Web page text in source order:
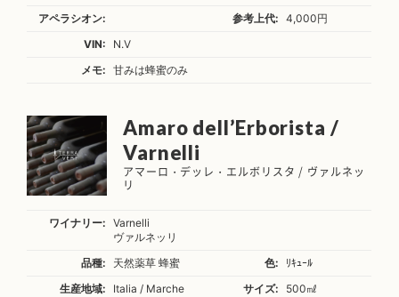
アペラシオン: 参考上代:
4,000円
VIN:
N.V
メモ:
甘みは蜂蜜のみ
Amaro dell’Erborista /
Varnelli
アマーロ・デッレ・エルボリスタ / ヴァルネッ
リ
ワイナリー:
Varnelli
ヴァルネッリ
品種:
天然薬草 蜂蜜 色:
ﾘｷｭｰﾙ
生産地域:
Italia / Marche サイズ:
500㎖